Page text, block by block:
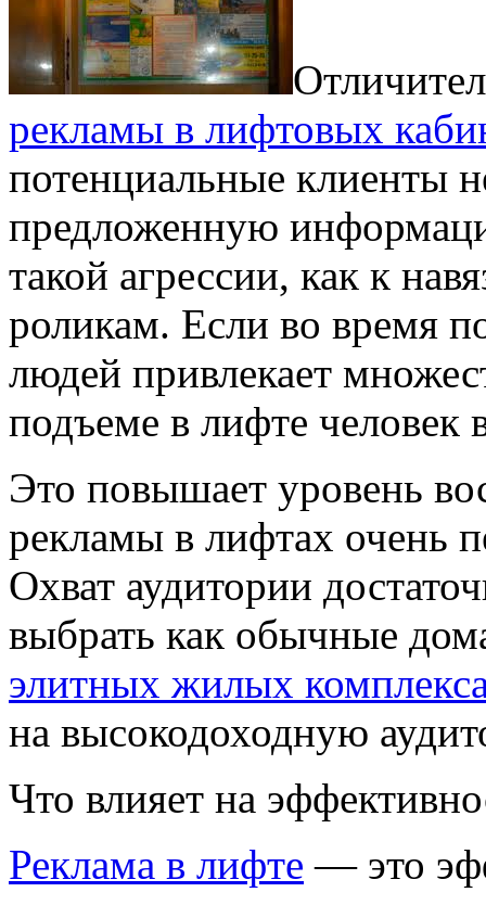
рекламы в лифтовых
потенциальные клиенты
предложенную
такой агрессии, как к
роликам. Если во время
людей привлекает
подъеме в лифте человек
Это повышает уровень
рекламы в лифтах очень
Охват аудитории
выбрать как обычные
элитных жилых
на высокодоходную
Что влияет на
Реклама в лифте — это